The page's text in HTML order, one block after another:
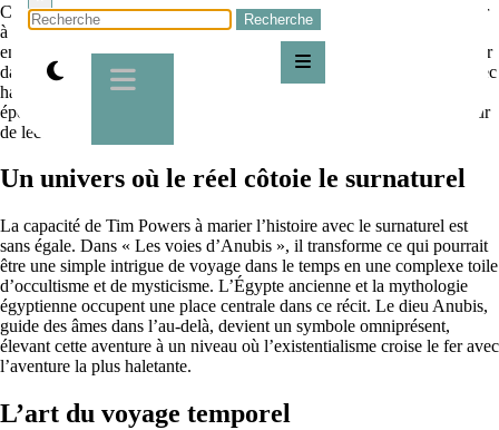
Chers adeptes de la littérature de l’imaginaire, il est temps de naviguer
à travers les flots tumultueux du temps, guidés par une plume aussi
envoûtante que maîtrisée. Aujourd’hui, je vous invite à vous immerger
dans « Les voies d’Anubis » de Tim Powers, un ouvrage qui tisse avec
habileté les fils du voyage temporel et de l’occultisme, pour une
épopée qui restera longtemps gravée dans vos mémoires et votre cœur
de lecteurs épris de dépaysement.
Un univers où le réel côtoie le surnaturel
La capacité de Tim Powers à marier l’histoire avec le surnaturel est
sans égale. Dans « Les voies d’Anubis », il transforme ce qui pourrait
être une simple intrigue de voyage dans le temps en une complexe toile
d’occultisme et de mysticisme. L’Égypte ancienne et la mythologie
égyptienne occupent une place centrale dans ce récit. Le dieu Anubis,
guide des âmes dans l’au-delà, devient un symbole omniprésent,
élevant cette aventure à un niveau où l’existentialisme croise le fer avec
l’aventure la plus haletante.
L’art du voyage temporel